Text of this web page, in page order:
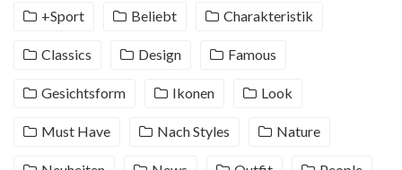
+Sport Beliebt Charakteristik
Classics Design Famous
Gesichtsform Ikonen Look
Must Have Nach Styles Nature